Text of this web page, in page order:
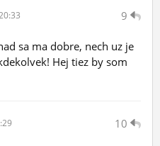
9
sa ma dobre, nech uz je
Hej tiez by som
10